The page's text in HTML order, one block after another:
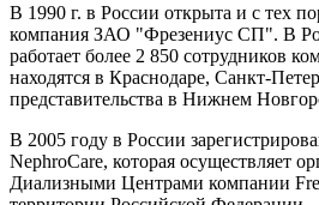
В 1990 г. в России открыта и с тех
компания ЗАО "Фрезениус СП". В
работает более 2 850 сотрудников
находятся в Краснодаре, Санкт-
представительства в Нижнем
В 2005 году в России
NephroCare, которая осуществляет
Диализными Центрами компании